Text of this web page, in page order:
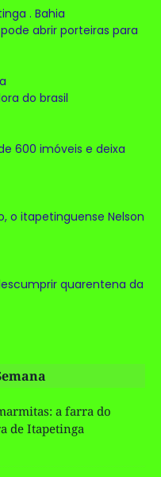
. Bahia
abrir porteiras para
do brasil
600 imóveis e deixa
o itapetinguense Nelson
quarentena da
a farra do
de Itapetinga